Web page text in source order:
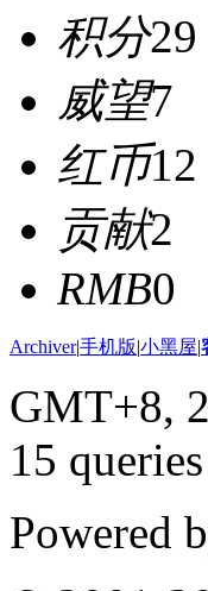
积分29
威望7
红币12
贡献2
RMB0
Archiver|手机版|小黑屋|
GMT+8,
15
Powered